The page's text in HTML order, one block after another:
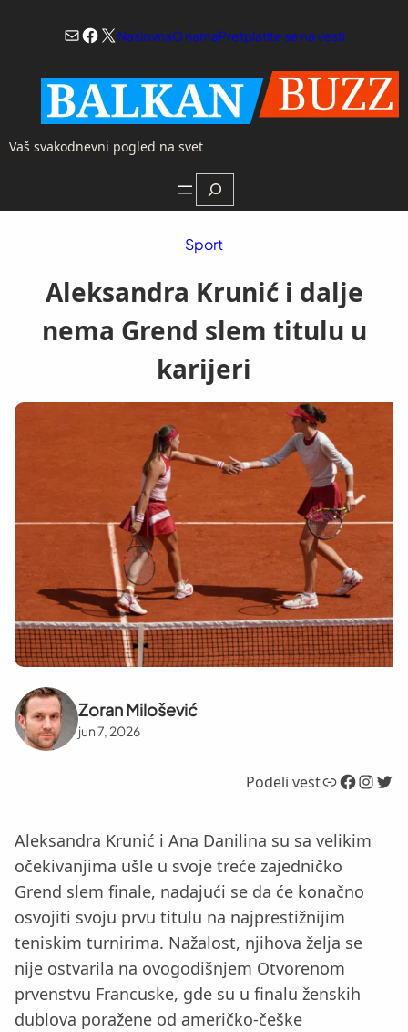
Mail
Facebook
X NaslovnaO namaPretplatite se na vesti
Vaš svakodnevni pogled na svet
Search
Sport
Aleksandra Krunić i dalje
nema Grend slem titulu u
karijeri
Zoran Milošević
jun 7, 2026
Podeli vestLink Facebook InstagramTwitter
Aleksandra Krunić i Ana Danilina su sa velikim
očekivanjima ušle u svoje treće zajedničko
Grend slem finale, nadajući se da će konačno
osvojiti svoju prvu titulu na najprestižnijim
teniskim turnirima. Nažalost, njihova želja se
nije ostvarila na ovogodišnjem Otvorenom
prvenstvu Francuske, gde su u finalu ženskih
dublova poražene od američko-češke